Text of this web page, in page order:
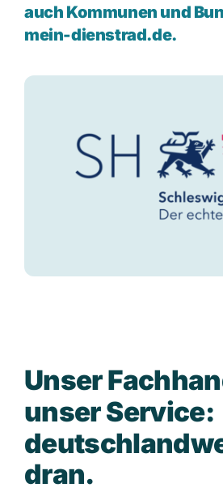
auch Kommunen und
mein-dienstrad.de.
UnserFachhan
unserService:
deutschlandw
dran.